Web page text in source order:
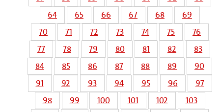
64
65 66 67 68
69
70
71 72 73 74 75
76
77
78 79 80 81 82
83
84
85 86 87 88 89
90
91
92 93 94 95 96
97
98
99 100 101 102
103